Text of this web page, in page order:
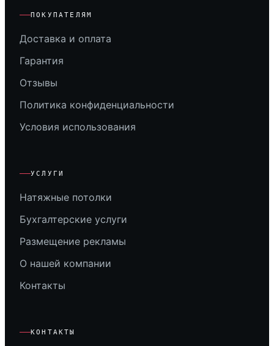
ПОКУПАТЕЛЯМ
Доставка и оплата
Гарантия
Отзывы
Политика конфиденциальности
Условия использования
УСЛУГИ
Натяжные потолки
Бухгалтерские услуги
Размещение рекламы
О нашей компании
Контакты
КОНТАКТЫ